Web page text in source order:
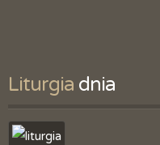
Liturgia dnia